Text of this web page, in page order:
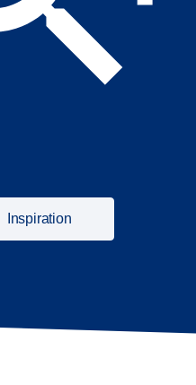
Inspiration